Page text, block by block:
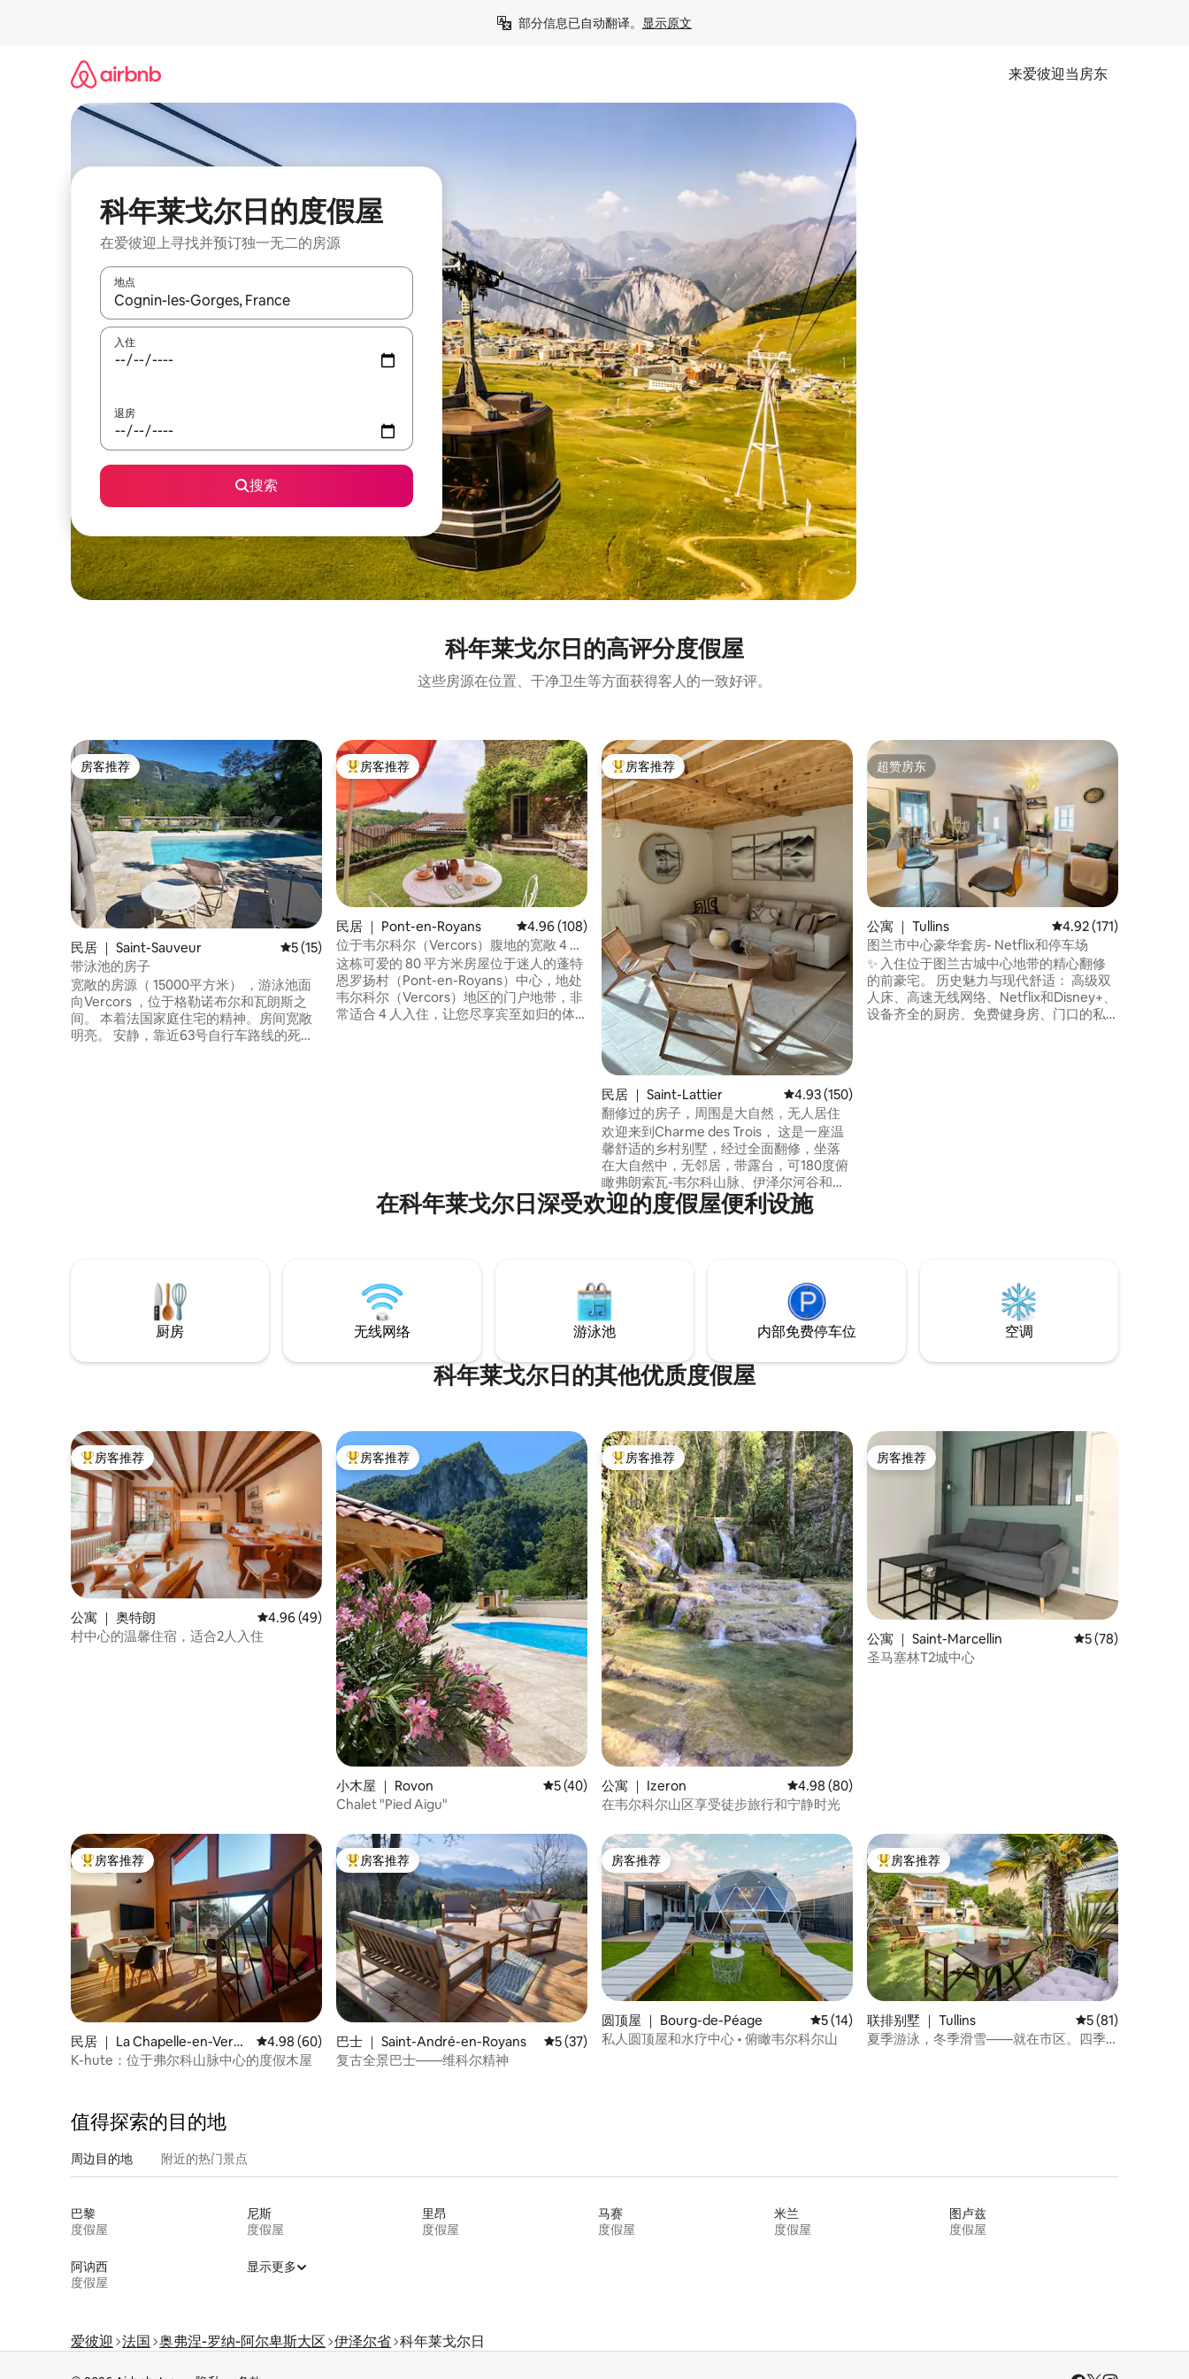
部分信息已自动翻译。 显示原文
来爱彼迎当房东
科年莱戈尔日的度假屋
在爱彼迎上寻找并预订独一无二的房源
地点
如有搜索结果，请使用上下方向键查看，或通过点击或滑动手势浏览。
入住
退房
搜索
科年莱戈尔日的高评分度假屋
这些房源在位置、干净卫生等方面获得客人的一致好评。
房客推荐
房客推荐
民居 ｜ Saint-Sauveur 平均评分 5 分（满分 5 分），共 15 条评价
5 (15)
带泳池的房子
宽敞的房源（ 15000平方米） ，游泳池面
向Vercors ，位于格勒诺布尔和瓦朗斯之
间。 本着法国家庭住宅的精神。房间宽敞
明亮。 安静，靠近63号自行车路线的死胡
热门「房客推荐」
房客推荐
民居 ｜ Pont-en-Royans 平均评分 4.96 分（满分 5 分），共 108 条评价
4.96 (108)
位于韦尔科尔（Vercors）腹地的宽敞 4 人
温馨房源
这栋可爱的 80 平方米房屋位于迷人的蓬特
恩罗扬村（Pont-en-Royans）中心，地处
韦尔科尔（Vercors）地区的门户地带，非
常适合 4 人入住，让您尽享宾至如归的体
热门「房客推荐」
房客推荐
民居 ｜ Saint-Lattier 平均评分 4.93 分（满分 5 分），共 150 条评价
4.93 (150)
翻修过的房子，周围是大自然，无人居住
欢迎来到Charme des Trois， 这是一座温
馨舒适的乡村别墅，经过全面翻修，坐落
在大自然中，无邻居，带露台，可180度俯
瞰弗朗索瓦-韦尔科山脉、伊泽尔河谷和德
龙河谷。 享受3间各有特色的客房： -
Noiraude：设计和精致 - 普罗旺斯风格：
住得愉快！
超赞房东
超赞房东
公寓 ｜ Tullins 平均评分 4.92 分（满
4.92 (171)
图兰市中心豪华套房- Netflix和停车场
✨ 入住位于图兰古城中心地带的精心翻修
的前豪宅。 历史魅力与现代舒适： 高级双
人床、高速无线网络、Netflix和Disney+、
设备齐全的厨房、免费健身房、门口的私
在科年莱戈尔日深受欢迎的度假屋便利设施
厨房 无线网络 游泳池 内部免费停车位 空调
科年莱戈尔日的其他优质度假屋
热门「房客推荐」
房客推荐
公寓 ｜ 奥特朗 平均评分 4.96 分（满分 5 分），共 49 条评价
4.96 (49)
村中心的温馨住宿，适合2人入住
热门「房客推荐」
房客推荐
小木屋 ｜ Rovon 平均评分 5 分（满分 5 分），共 40 条评价
5 (40)
Chalet "Pied Aigu"
热门「房客推荐」
房客推荐
公寓 ｜ Izeron 平均评分 4.98 分（满分 5 分），共 80 条评价
4.98 (80)
在韦尔科尔山区享受徒步旅行和宁静时光
房客推荐
房客推荐
公寓 ｜ Saint-Marcellin 平均评分 5 分（满
5 (78)
圣马塞林T2城中心
热门「房客推荐」
房客推荐
民居 ｜ La Chapelle-en-Verco
rs
平均评分 4.98 分（满分 5 分），共 60 条评价
4.98 (60)
K-hute：位于弗尔科山脉中心的度假木屋
热门「房客推荐」
房客推荐
巴士 ｜ Saint-André-en-Royans 平均评分 5 分（满分 5 分），共 37 条评价
5 (37)
复古全景巴士——维科尔精神
房客推荐
房客推荐
圆顶屋 ｜ Bourg-de-Péage 平均评分 5 分（满分 5 分），共 14 条评价
5 (14)
私人圆顶屋和水疗中心 • 俯瞰韦尔科尔山
热门「房客推荐」
房客推荐
联排别墅 ｜ Tullins 平均评分 5 分（满
5 (81)
夏季游泳，冬季滑雪——就在市区。四季
值得探索的目的地
周边目的地 附近的热门景点
巴黎
度假屋
尼斯
度假屋
里昂
度假屋
马赛
度假屋
米兰
度假屋
图卢兹
度假屋
阿讷西
度假屋
显示更多
爱彼迎 法国 奥弗涅-罗纳-阿尔卑斯大区 伊泽尔省 科年莱戈尔日